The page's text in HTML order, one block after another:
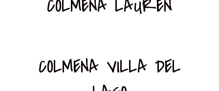
COLMENA LAUREN
COLMENA VILLA DEL